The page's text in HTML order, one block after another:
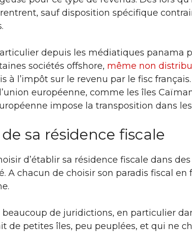
sauf disposition spécifique
depuis les médiatiques panama
sociétés offshore, même non
à l’impôt sur le revenu par le fisc
européenne, comme les îles
impose la transposition dans
sa résidence fiscale
d’établir sa résidence fiscale dans
A chacun de choisir son paradis fiscal
de juridictions, en particulier
de petites îles, peu peuplées, et qui ne